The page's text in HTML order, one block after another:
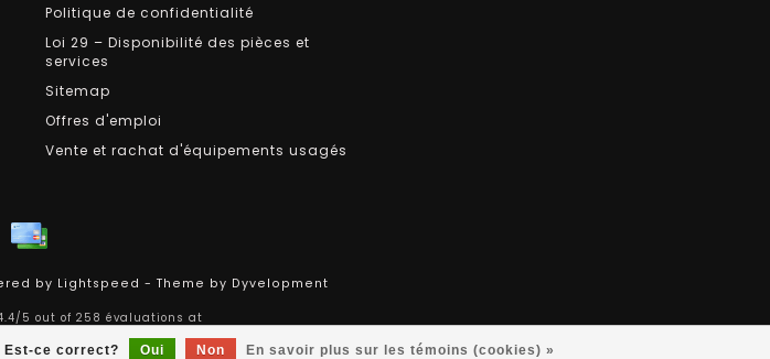
Est-ce correct? Oui Non En savoir plus sur les témoins (cookies) »
Politique de confidentialité
Loi 29 – Disponibilité des pièces et
services
Sitemap
Offres d'emploi
Vente et rachat d'équipements usagés
by Lightspeed - Theme by Dyvelopment
/ 5 out of 258 évaluations at